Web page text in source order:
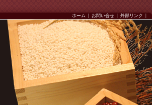
ホーム お問い合せ 外部リンク